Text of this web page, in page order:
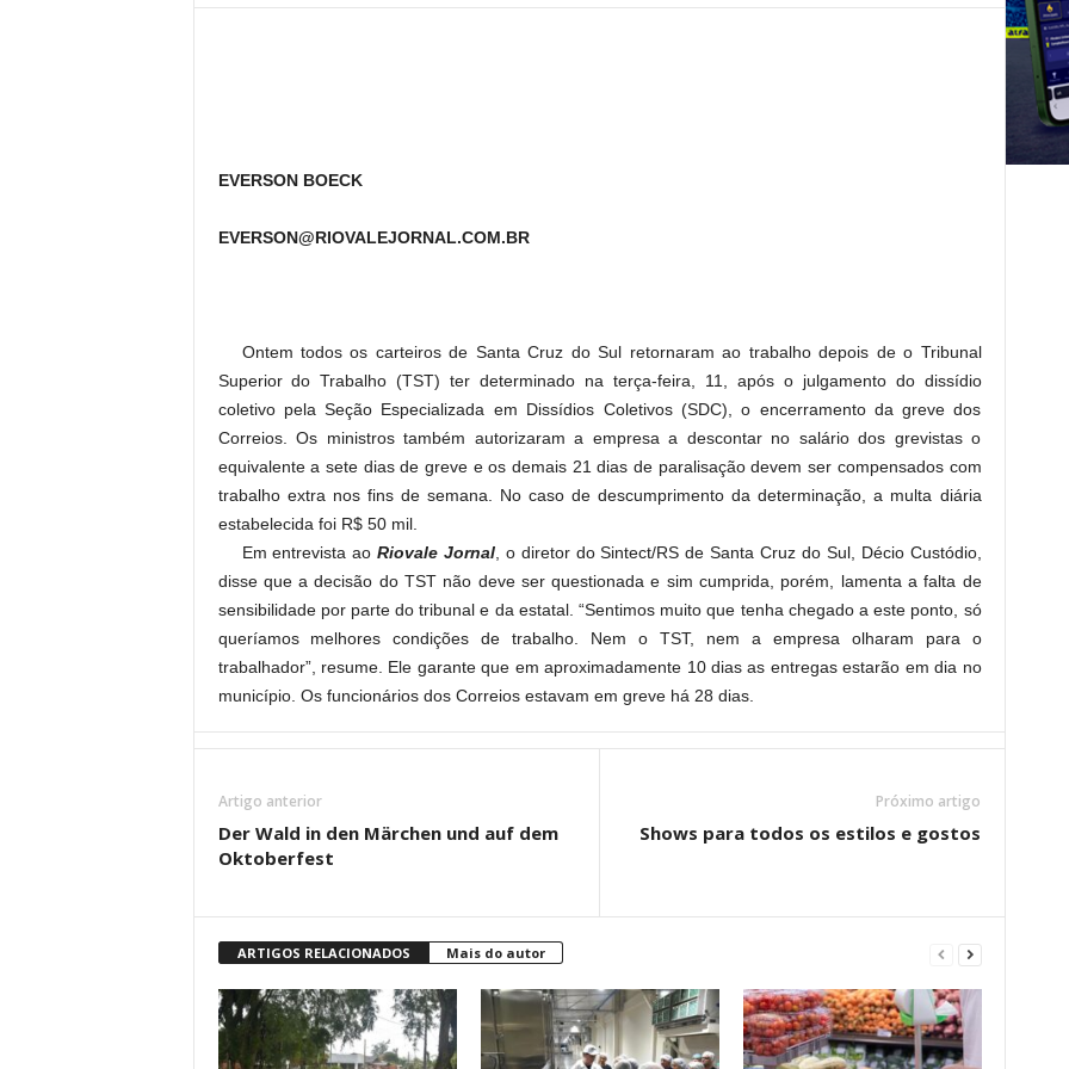
EVERSON BOECK
EVERSON@RIOVALEJORNAL.COM.BR
Ontem todos os carteiros de Santa Cruz do Sul retornaram ao trabalho depois de o Tribunal
Superior do Trabalho (TST) ter determinado na terça-feira, 11, após o julgamento do dissídio
coletivo pela Seção Especializada em Dissídios Coletivos (SDC), o encerramento da greve dos
Correios. Os ministros também autorizaram a empresa a descontar no salário dos grevistas o
equivalente a sete dias de greve e os demais 21 dias de paralisação devem ser compensados com
trabalho extra nos fins de semana. No caso de descumprimento da determinação, a multa diária
estabelecida foi R$ 50 mil.
Em entrevista aoRiovale Jornal, o diretor do Sintect/RS de Santa Cruz do Sul, Décio Custódio,
disse que a decisão do TST não deve ser questionada e sim cumprida, porém, lamenta a falta de
sensibilidade por parte do tribunal e da estatal. “Sentimos muito que tenha chegado a este ponto, só
queríamos melhores condições de trabalho. Nem o TST, nem a empresa olharam para o
trabalhador”, resume. Ele garante que em aproximadamente 10 dias as entregas estarão em dia no
município. Os funcionários dos Correios estavam em greve há 28 dias.
Artigo anterior
Der Wald in den Märchen und auf dem
Oktoberfest
Próximo artigo
Shows para todos os estilos e gostos
ARTIGOS RELACIONADOS Mais do autor